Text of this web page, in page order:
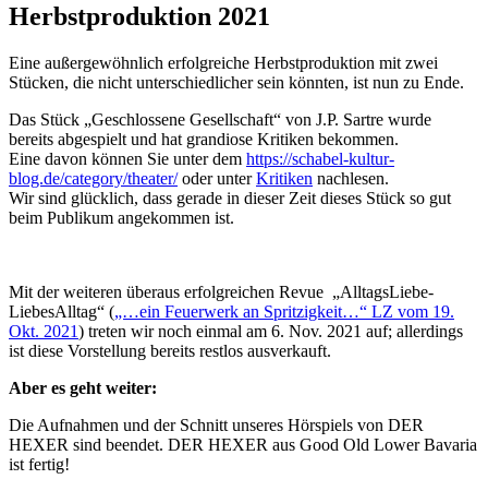
Herbstproduktion 2021
Eine außergewöhnlich erfolgreiche Herbstproduktion mit zwei
Stücken, die nicht unterschiedlicher sein könnten, ist nun zu Ende.
Das Stück „Geschlossene Gesellschaft“ von J.P. Sartre wurde
bereits abgespielt und hat grandiose Kritiken bekommen.
Eine davon können Sie unter dem https://schabel-kultur-
blog.de/category/theater/oder unterKritiken nachlesen.
Wir sind glücklich, dass gerade in dieser Zeit dieses Stück so gut
beim Publikum angekommen ist.
Mit der weiteren überaus erfolgreichen Revue „AlltagsLiebe-
LiebesAlltag“ („…ein Feuerwerk an Spritzigkeit…“ LZ vom 19.
Okt. 2021) treten wir noch einmal am 6. Nov. 2021 auf; allerdings
ist diese Vorstellung bereits restlos ausverkauft.
Aber es geht weiter:
Die Aufnahmen und der Schnitt unseres Hörspiels von DER
HEXER sind beendet. DER HEXER aus Good Old Lower Bavaria
ist fertig!